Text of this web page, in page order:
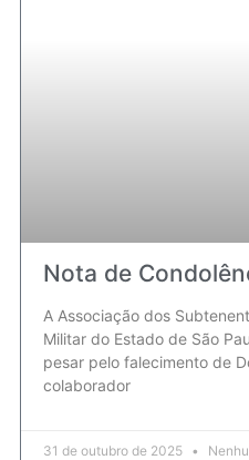
Nota de
A Associação dos
Militar do Estado de São
pesar pelo falecimento de
colaborador
31 de outubro de 2025